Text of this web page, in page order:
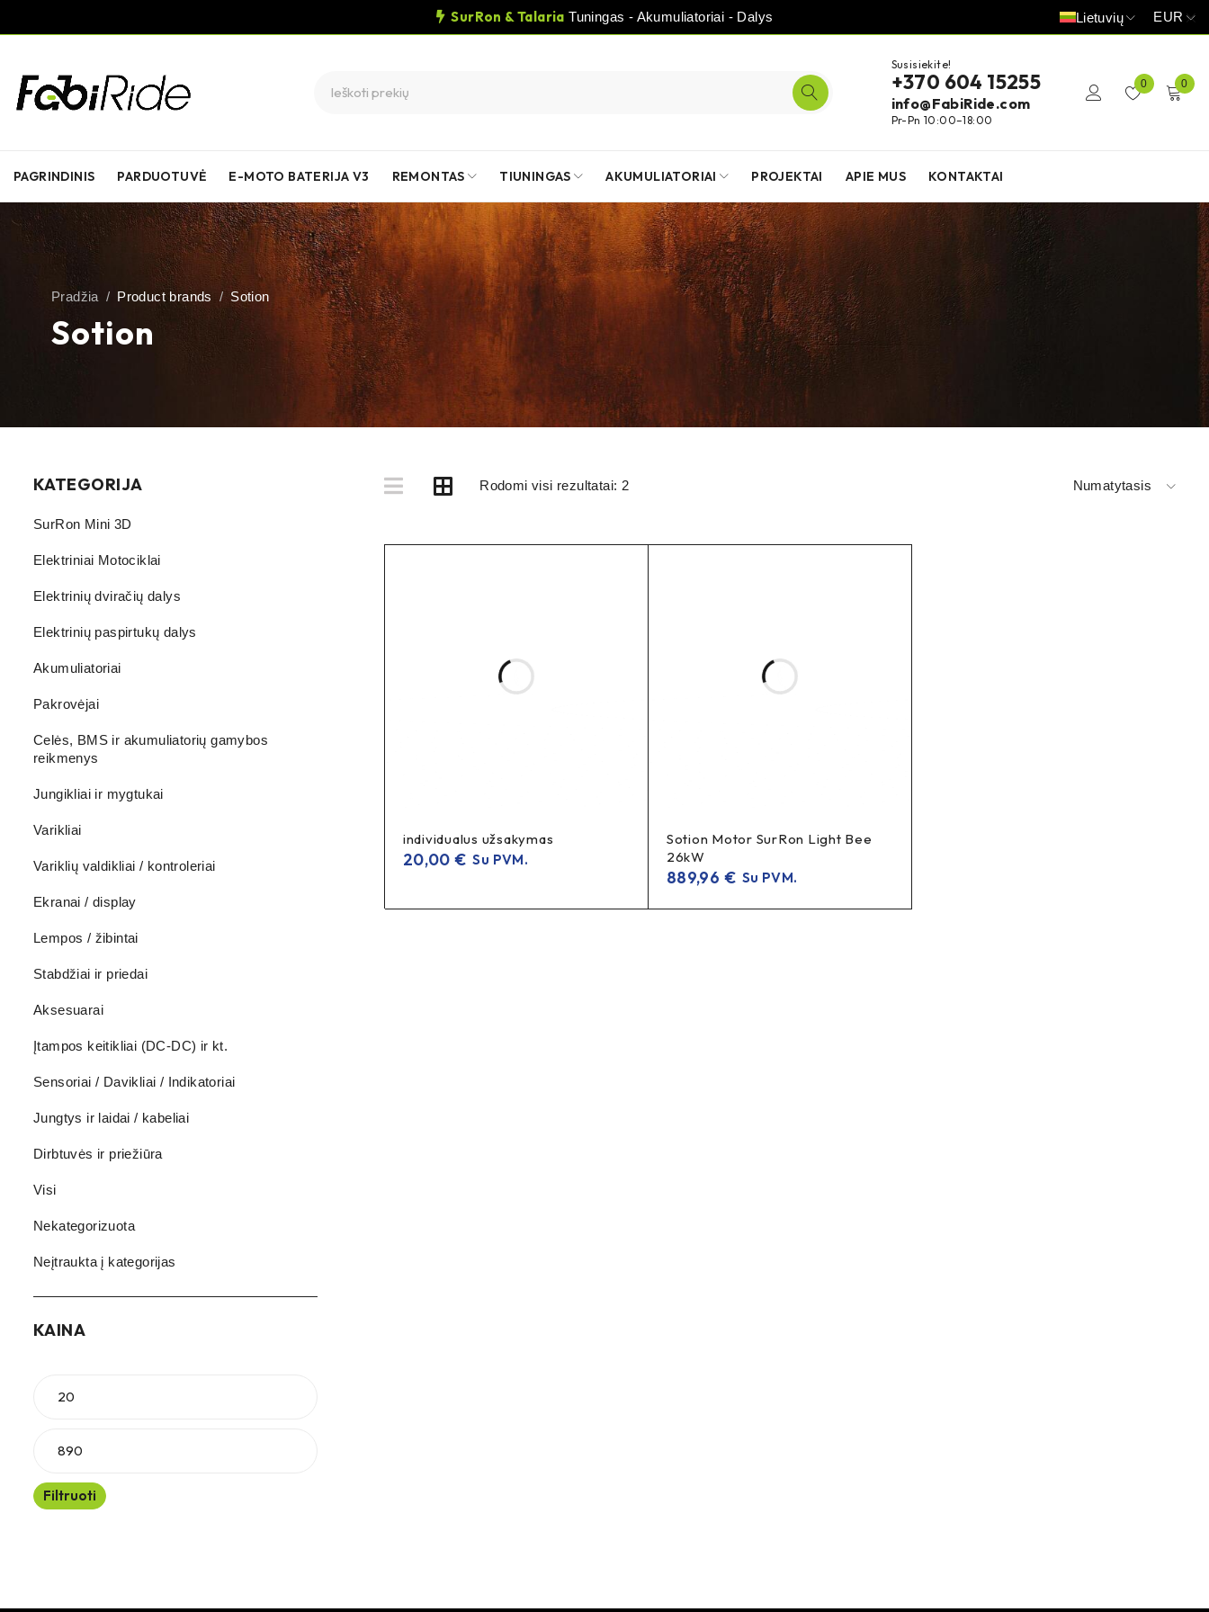
SurRon & Talaria Tuningas - Akumuliatoriai - Dalys Lietuvių EUR
Susisiekite!
+370 604 15255
info@FabiRide.com
Pr-Pn 10:00–18:00
0 0
PAGRINDINIS PARDUOTUVĖ E-MOTO BATERIJA V3 REMONTAS TIUNINGAS AKUMULIATORIAI PROJEKTAI APIE MUS KONTAKTAI
Sotion
Pradžia / Product brands / Sotion
KATEGORIJA
SurRon Mini 3D
Elektriniai Motociklai
Elektrinių dviračių dalys
Elektrinių paspirtukų dalys
Akumuliatoriai
Pakrovėjai
Celės, BMS ir akumuliatorių gamybos
reikmenys
Jungikliai ir mygtukai
Varikliai
Variklių valdikliai / kontroleriai
Ekranai / display
Lempos / žibintai
Stabdžiai ir priedai
Aksesuarai
Įtampos keitikliai (DC-DC) ir kt.
Sensoriai / Davikliai / Indikatoriai
Jungtys ir laidai / kabeliai
Dirbtuvės ir priežiūra
Visi
Nekategorizuota
Neįtraukta į kategorijas
KAINA
Filtruoti
Rodomi visi rezultatai: 2 Numatytasis
individualus užsakymas
20,00€ Su PVM.
Sotion Motor SurRon Light Bee
26kW
889,96 € Su PVM.